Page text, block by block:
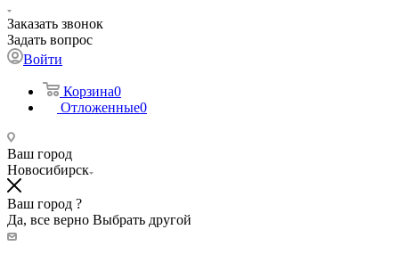
Заказать звонок
Задать вопрос
Войти
Корзина0
Отложенные0
Ваш город
Новосибирск
Ваш город ?
Да, все верно Выбрать другой